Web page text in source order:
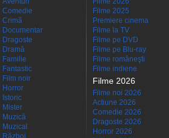
Comedie
Crimă
Documentar
Dragoste
Dramă
Familie
Fantastic
Film noir
Horror
Istoric
Mister
Muzică
Muzical
Război
Filme 2025
Premiere cinema
Filme la TV
Filme pe DVD
Filme pe Blu-ray
Filme româneşti
Filme indiene
Filme 2026
Filme noi 2026
Actiune 2026
Comedie 2026
Dragoste 2026
Horror 2026